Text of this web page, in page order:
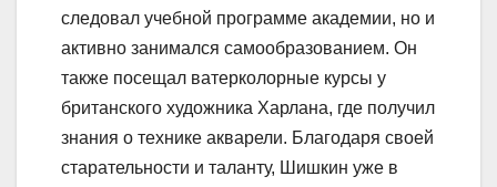
следовал учебной программе академии, но и
активно занимался самообразованием. Он
также посещал ватерколорные курсы у
британского художника Харлана, где получил
знания о технике акварели. Благодаря своей
старательности и таланту, Шишкин уже в